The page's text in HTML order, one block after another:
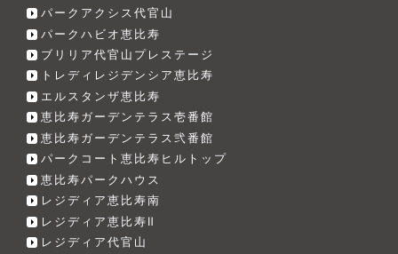
パークアクシス代官山
パークハビオ恵比寿
ブリリア代官山プレステージ
トレディレジデンシア恵比寿
エルスタンザ恵比寿
恵比寿ガーデンテラス壱番館
恵比寿ガーデンテラス弐番館
パークコート恵比寿ヒルトップ
恵比寿パークハウス
レジディア恵比寿南
レジディア恵比寿Ⅱ
レジディア代官山